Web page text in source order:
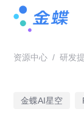
资源中心 / 研发
金蝶AI星空